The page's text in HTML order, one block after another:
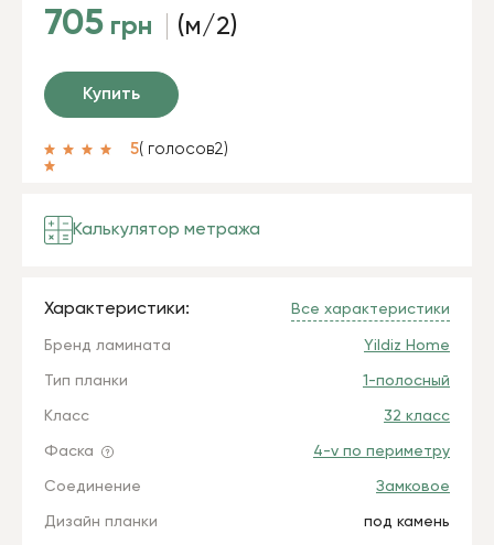
705 грн (м/2)
Купить
5( голосов2)
Калькулятор метража
Характеристики: Все характеристики
Бренд ламината Yildiz Home
Тип планки 1-полосный
Класс 32 класс
Фаска 4-v по периметру
Соединение Замковое
Дизайн планки под камень